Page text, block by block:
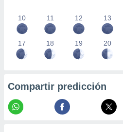
10 11 12 13
17 18 19 20
Compartir predicción